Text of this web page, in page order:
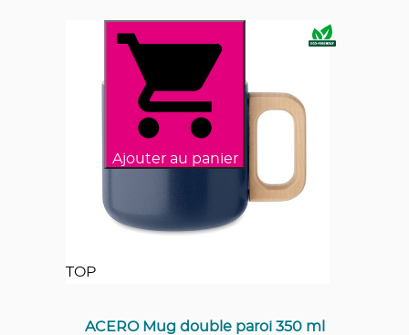
TOP
Ajouter au panier
ACERO Mug double paroi 350 ml